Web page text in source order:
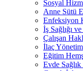
Sosyal
Anne Sütü
Enfeksiyon
İş Sağlığı
Çalışan
İlaç
Eğitim
Evde